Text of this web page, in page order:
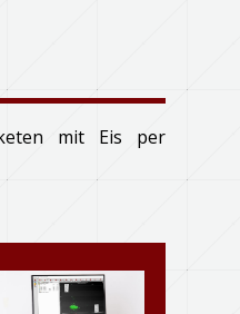
mit Eis per